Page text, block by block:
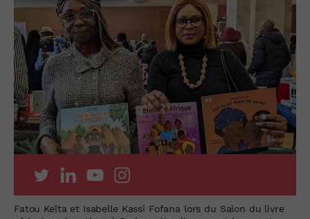
Fatou Keïta et Isabelle Kassi Fofana lors du Salon du livre